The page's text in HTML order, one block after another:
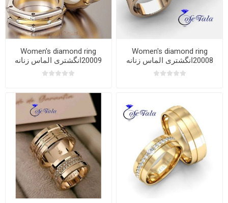
Women's diamond ring
20008انگشتری الماس زنانه
Women's diamond ring
20009انگشتری الماس زنانه